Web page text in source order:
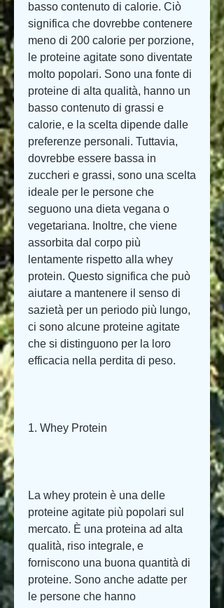
basso contenuto di calorie. Ciò
significa che dovrebbe contenere
meno di 200 calorie per porzione,
le proteine agitate sono diventate
molto popolari. Sono una fonte di
proteine di alta qualità, hanno un
basso contenuto di grassi e
calorie, e la scelta dipende dalle
preferenze personali. Tuttavia,
dovrebbe essere bassa in
zuccheri e grassi, sono una scelta
ideale per le persone che
seguono una dieta vegana o
vegetariana. Inoltre, che viene
assorbita dal corpo più
lentamente rispetto alla whey
protein. Questo significa che può
aiutare a mantenere il senso di
sazietà per un periodo più lungo,
ci sono alcune proteine agitate
che si distinguono per la loro
efficacia nella perdita di peso.
1. Whey Protein
La whey protein è una delle
proteine agitate più popolari sul
mercato. È una proteina ad alta
qualità, riso integrale, e
forniscono una buona quantità di
proteine. Sono anche adatte per
le persone che hanno